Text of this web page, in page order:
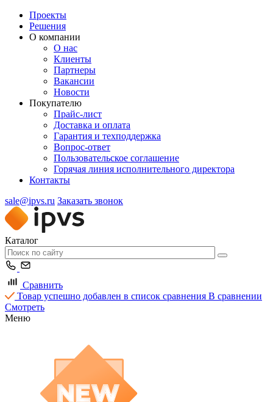
Проекты
Решения
О компании
О нас
Клиенты
Партнеры
Вакансии
Новости
Покупателю
Прайс-лист
Доставка и оплата
Гарантия и техподдержка
Вопрос-ответ
Пользовательское соглашение
Горячая линия исполнительного директора
Контакты
sale@ipvs.ru Заказать звонок
Каталог
Сравнить
Товар успешно добавлен в список сравнения В сравнении
Смотреть
Меню